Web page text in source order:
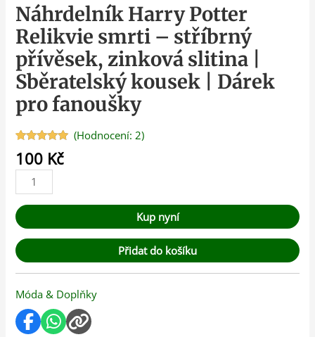
Náhrdelník Harry Potter
Relikvie smrti – stříbrný
přívěsek, zinková slitina |
Sběratelský kousek | Dárek
pro fanoušky
Hodnoceno
5.00z 5 na
základě
hodnocení
zákazníků
(Hodnocení: 2)
100 Kč
Kup nyní
Přidat do košíku
Móda & Doplňky